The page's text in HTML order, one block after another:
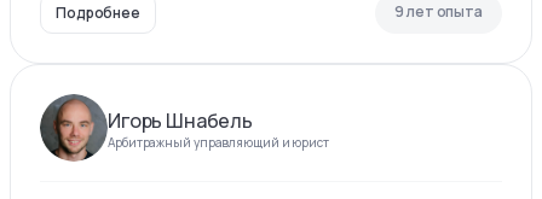
Подробнее 9 лет опыта
Игорь Шнабель
Арбитражный управляющий и юрист